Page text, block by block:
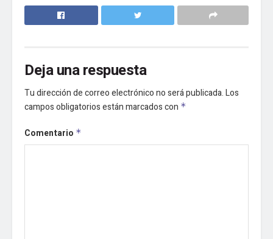
Deja una respuesta
Tu dirección de correo electrónico no será publicada.Los
campos obligatorios están marcados con *
Comentario *